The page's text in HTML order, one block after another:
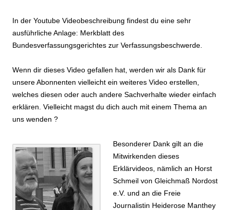
In der Youtube Videobeschreibung findest du eine sehr
ausführliche Anlage: Merkblatt des
Bundesverfassungsgerichtes zur Verfassungsbeschwerde.
Wenn dir dieses Video gefallen hat, werden wir als Dank für
unsere Abonnenten vielleicht ein weiteres Video erstellen,
welches diesen oder auch andere Sachverhalte wieder einfach
erklären. Vielleicht magst du dich auch mit einem Thema an
uns wenden ?
Besonderer Dank gilt an die
Mitwirkenden dieses
Erklärvideos, nämlich an Horst
Schmeil von Gleichmaß Nordost
e.V. und an die Freie
Journalistin Heiderose Manthey